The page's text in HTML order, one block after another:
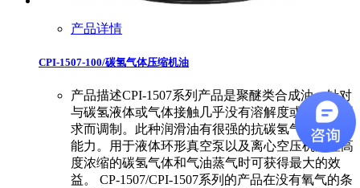
产品详情
CPI-1507-100/碳氢气体压缩机油
产品描述CPI-1507系列产品是聚醚类合成油，针对
与碳氢液体或气体接触几乎没有溶解度或稀释的要
求而调制。此种润滑油有很强的抗碳氢气体稀释的
能力。用于液体环形真空泵以及离心空压机处理高
度浓缩的碳氢气体和气油蒸气时可获得最大的效
益。 CP-1507/CPI-1507系列的产品在没有氧气的条